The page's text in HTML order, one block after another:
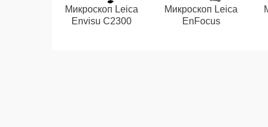
Микроскоп Leica
Envisu C2300
Микроскоп Leica
EnFocus